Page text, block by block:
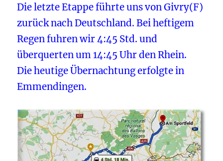
Die letzte Etappe führte uns von Givry(F)
zurück nach Deutschland. Bei heftigem
Regen fuhren wir 4:45 Std. und
überquerten um 14:45 Uhr den Rhein.
Die heutige Übernachtung erfolgte in
Emmendingen.